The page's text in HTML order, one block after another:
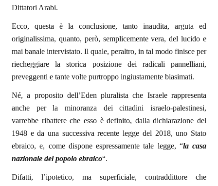
Dittatori Arabi.
Ecco, questa è la conclusione, tanto inaudita, arguta ed
originalissima, quanto, però, semplicemente vera, del lucido e
mai banale intervistato. Il quale, peraltro, in tal modo finisce per
riecheggiare la storica posizione dei radicali pannelliani,
preveggenti e tante volte purtroppo ingiustamente biasimati.
Né, a proposito dell’Eden pluralista che Israele rappresenta
anche per la minoranza dei cittadini israelo-palestinesi,
varrebbe ribattere che esso è definito, dalla dichiarazione del
1948 e da una successiva recente legge del 2018, uno Stato
ebraico, e, come dispone espressamente tale legge, “la casa
nazionale del popolo ebraico“.
Difatti, l’ipotetico, ma superficiale, contraddittore che